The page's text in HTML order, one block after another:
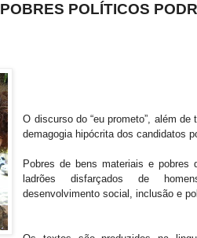
POBRES POLÍTICOS
O discurso do “eu prometo”, além
demagogia hipócrita dos candidatos
Pobres de bens materiais e pobres
ladrões disfarçados de
desenvolvimento social, inclusão e